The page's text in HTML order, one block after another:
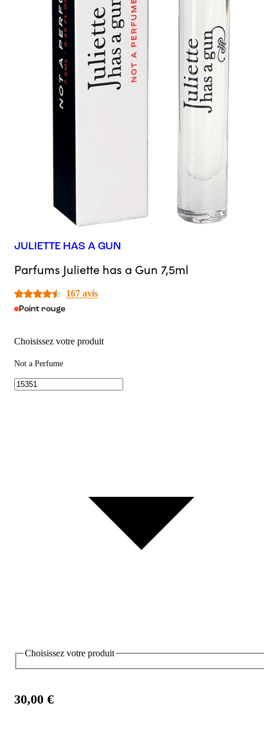
JULIETTE HAS A GUN
Parfums Juliette has a Gun 7,5ml
167 avis
Point rouge
Choisissez votre produit
Not a Perfume
Choisissez votre produit
30,00 €